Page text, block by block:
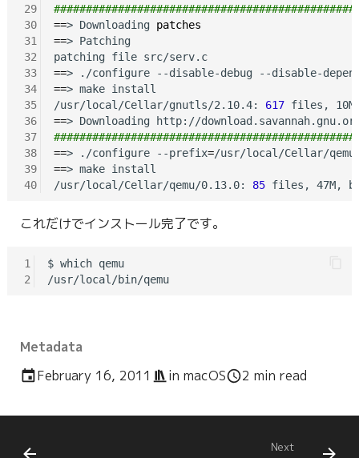
Metadata
February 16, 2011
in macOS 2 min read
29
30
31
32
33
34
35
36
37
38
39
40
==> Downloading patches
==> Patching
patching file src/serv.c
==> ./configure --disable-debug --disable-
==> make install
/usr/local/Cellar/gnutls/2.10.4: 617 files,
==
==> ./configure --prefix=
==> make install
/usr/local/Cellar/qemu/0.13.0: 85 files, 47M,
これだけでインストール完了です。
1
2
$ which qemu
/usr/local/bin/qemu
Next